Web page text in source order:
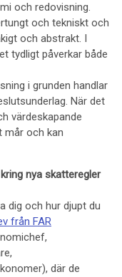
och redovisning.
och tekniskt och
och abstrakt. I
tydligt påverkar både
i grunden handlar
När det
värdeskapande
mår och kan
nya skatteregler
dig och hur djupt du
från FAR
där de